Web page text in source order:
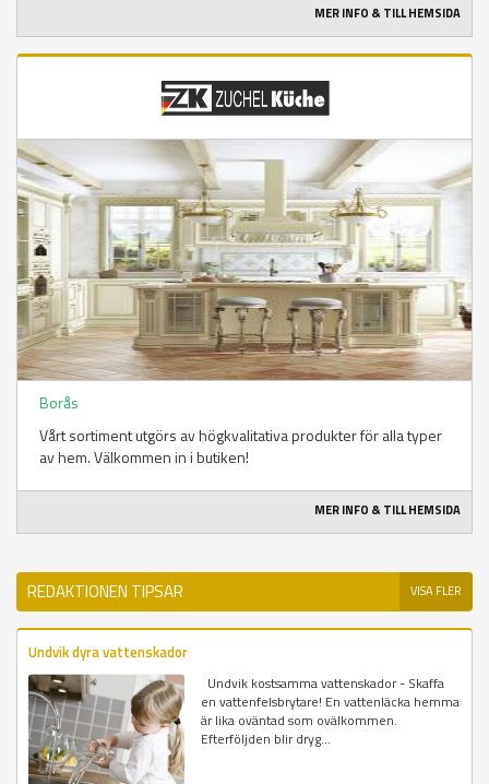
MER INFO & TILL HEMSIDA
Borås
Vårt sortiment utgörs av högkvalitativa produkter för alla typer
av hem. Välkommen in i butiken!
MER INFO & TILL HEMSIDA
REDAKTIONEN TIPSAR VISA FLER
Undvik dyra vattenskador
Undvik kostsamma vattenskador - Skaffa
en vattenfelsbrytare! En vattenläcka hemma
är lika oväntad som ovälkommen.
Efterföljden blir dryg...